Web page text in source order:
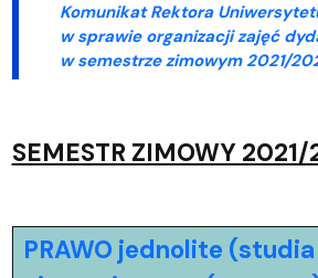
Komunikat Rektora
w sprawie organizacji zajęć
w semestrze zimowym 2021/
SEMESTR ZIMOWY
PRAWO jednolite (studia